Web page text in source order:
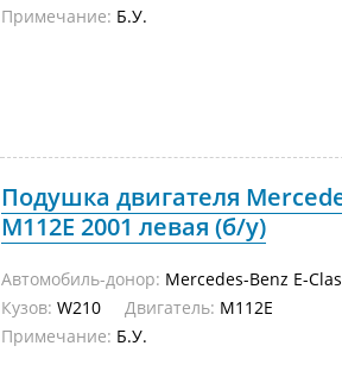
Примечание: Б.У.
Подушка двигателя
M112E 2001 левая (б/у)
Автомобиль-донор: Mercedes-Benz E-
Кузов: W210 Двигатель: M112E
Примечание: Б.У.